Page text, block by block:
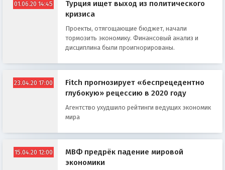
01.06.20 14:45
Турция ищет выход из политического
кризиса
Проекты, отягощающие бюджет, начали
тормозить экономику. Финансовый анализ и
дисциплина были проигнорированы.
23.04.20 17:00
Fitch прогнозирует «беспрецедентно
глубокую» рецессию в 2020 году
Агентство ухудшило рейтинги ведущих экономик
мира
15.04.20 12:00
МВФ предрёк падение мировой
экономики